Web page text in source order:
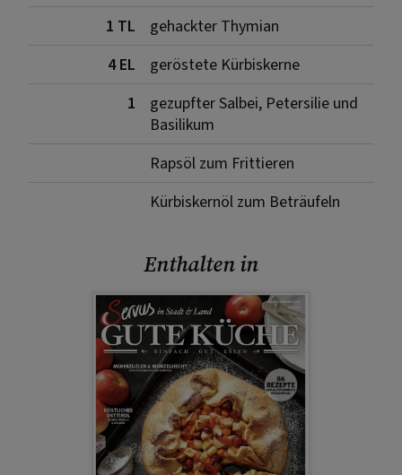
1 TL
gehackter Thymian
4 EL
geröstete Kürbiskerne
1
gezupfter Salbei, Petersilie und
Basilikum
Rapsöl zum Frittieren
Kürbiskernöl zum Beträufeln
Enthalten in